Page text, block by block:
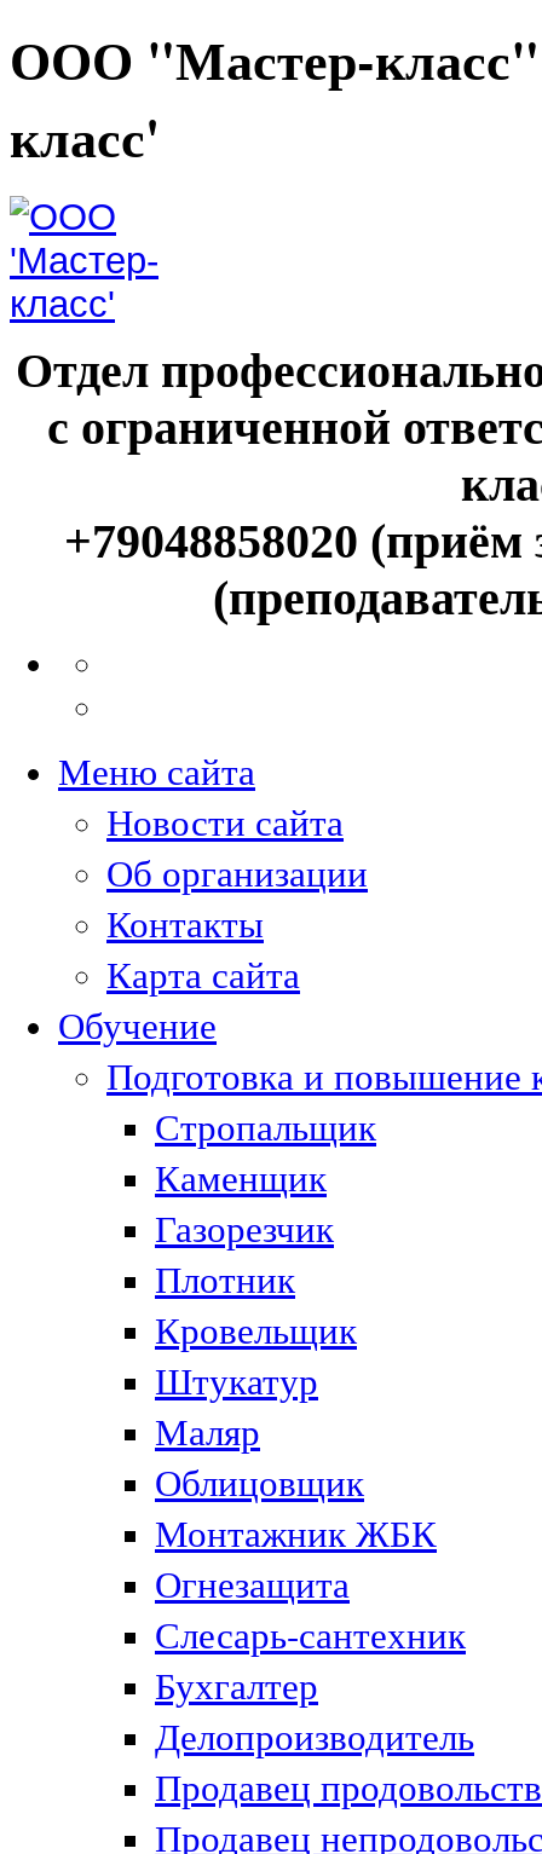
ООО "Мастер-
класс'
Отдел
с ограниченной
+79048858020 (приём
Меню сайта
Новости сайта
Об организации
Контакты
Карта сайта
Обучение
Подготовка и повышение
Стропальщик
Каменщик
Газорезчик
Плотник
Кровельщик
Штукатур
Маляр
Облицовщик
Монтажник ЖБК
Огнезащита
Слесарь-сантехник
Бухгалтер
Делопроизводитель
Продавец
Продавец